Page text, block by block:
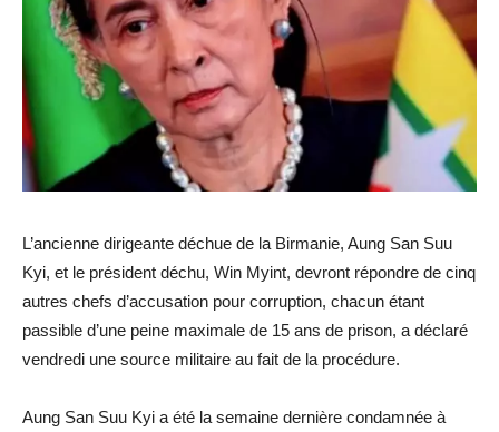
L’ancienne dirigeante déchue de la Birmanie, Aung San Suu
Kyi, et le président déchu, Win Myint, devront répondre de cinq
autres chefs d’accusation pour corruption, chacun étant
passible d’une peine maximale de 15 ans de prison, a déclaré
vendredi une source militaire au fait de la procédure.
Aung San Suu Kyi a été la semaine dernière condamnée à